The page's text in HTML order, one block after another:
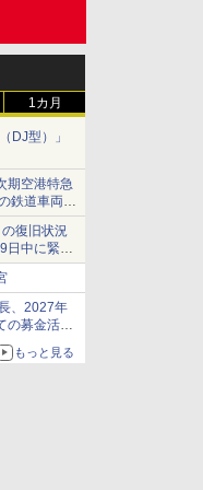
1カ月
DJ型）」
期空港特急
鉄道車両デ
復旧状況
日中に緊急
、2027年
の募金活動
もっと見る